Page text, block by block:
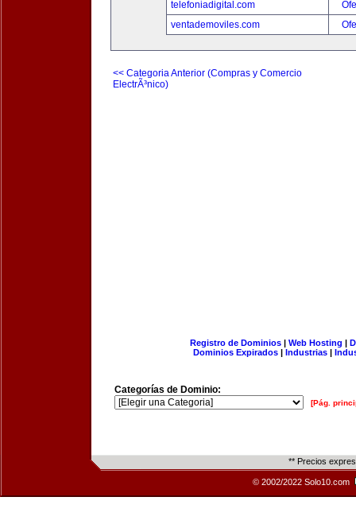
telefoniadigital.com
ventademoviles.com
<< Categoria Anterior (Compras y Comercio
ElectrÃ³nico)
Registro de Dominios| Web Hosting |
Dominios Expirados | Industrias |
Categorías de Dominio:
[Pág.
** Precios
© 2002/2022 Solo10.com